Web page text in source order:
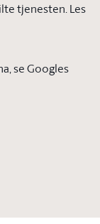
tjenesten. Les
se Googles